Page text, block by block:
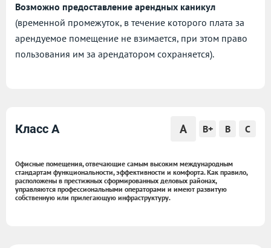
Возможно предоставление арендных каникул
(временной промежуток, в течение которого плата за
арендуемое помещение не взимается, при этом право
пользования им за арендатором сохраняется).
Класс A A B+ B C
Офисные помещения, отвечающие самым высоким международным
стандартам функциональности, эффективности и комфорта. Как правило,
расположены в престижных сформированных деловых районах,
управляются профессиональными операторами и имеют развитую
собственную или прилегающую инфраструктуру.